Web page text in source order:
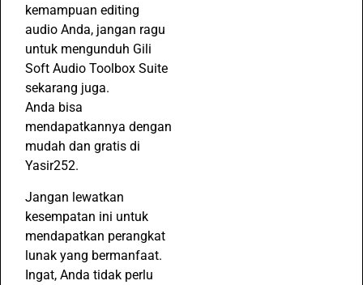
kemampuan editing
audio Anda, jangan ragu
untuk mengunduh Gili
Soft Audio Toolbox Suite
sekarang juga.
Anda bisa
mendapatkannya dengan
mudah dan gratis di
Yasir252.
Jangan lewatkan
kesempatan ini untuk
mendapatkan perangkat
lunak yang bermanfaat.
Ingat, Anda tidak perlu